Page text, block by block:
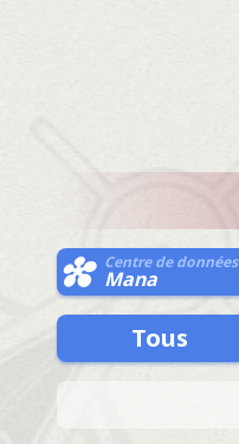
Centre de données
Mana
Tous